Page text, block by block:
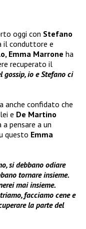
oggi con Stefano
il conduttore e
Emma Marrone ha
recuperato il
gossip, io e Stefano ci
anche confidato che
e De Martino
pensare a un
questo Emma
si debbano odiare
tornare insieme.
mai insieme.
facciamo cene e
la parte del